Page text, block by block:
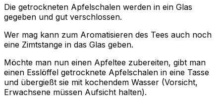
Die getrockneten Apfelschalen werden in ein Glas
gegeben und gut verschlossen.
Wer mag kann zum Aromatisieren des Tees auch noch
eine Zimtstange in das Glas geben.
Möchte man nun einen Apfeltee zubereiten, gibt man
einen Esslöffel getrocknete Apfelschalen in eine Tasse
und übergießt sie mit kochendem Wasser (Vorsicht,
Erwachsene müssen Aufsicht halten).